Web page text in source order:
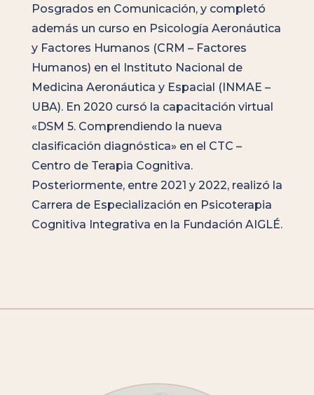
Posgrados en Comunicación, y completó
además un curso en Psicología Aeronáutica
y Factores Humanos (CRM – Factores
Humanos) en el Instituto Nacional de
Medicina Aeronáutica y Espacial (INMAE –
UBA). En 2020 cursó la capacitación virtual
«DSM 5. Comprendiendo la nueva
clasificación diagnóstica» en el CTC –
Centro de Terapia Cognitiva.
Posteriormente, entre 2021 y 2022, realizó la
Carrera de Especialización en Psicoterapia
Cognitiva Integrativa en la Fundación AIGLÉ.